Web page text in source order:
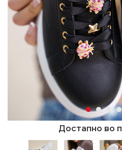
Достапно во